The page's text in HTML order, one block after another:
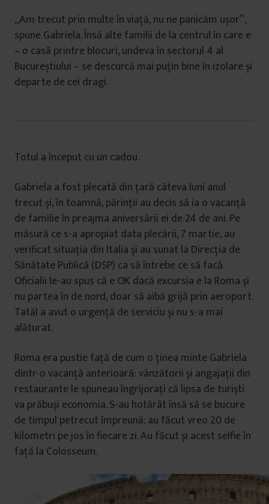
„Am trecut prin multe în viață, nu ne panicăm ușor”,
spune Gabriela. Însă alte familii de la centrul în care e
– o casă printre blocuri, undeva în sectorul 4 al
Bucureștiului – se descurcă mai puțin bine în izolare și
departe de cei dragi.
Totul a început cu un cadou.
Gabriela a fost plecată din țară câteva luni anul
trecut și, în toamnă, părinții au decis să ia o vacanță
de familie în preajma aniversării ei de 24 de ani. Pe
măsură ce s-a apropiat data plecării, 7 martie, au
verificat situația din Italia și au sunat la Direcția de
Sănătate Publică (DSP) ca să întrebe ce să facă.
Oficialii le-au spus că e OK dacă excursia e la Roma și
nu partea în de nord, doar să aibă grijă prin aeroport.
Tatăl a avut o urgență de serviciu și nu s-a mai
alăturat.
Roma era pustie față de cum o ținea minte Gabriela
dintr-o vacanță anterioară: vânzătorii și angajații din
restaurante le spuneau îngrijorați că lipsa de turiști
va prăbuși economia. S-au hotărât însă să se bucure
de timpul petrecut împreună; au făcut vreo 20 de
kilometri pe jos în fiecare zi. Au făcut și acest selfie în
față la Colosseum.